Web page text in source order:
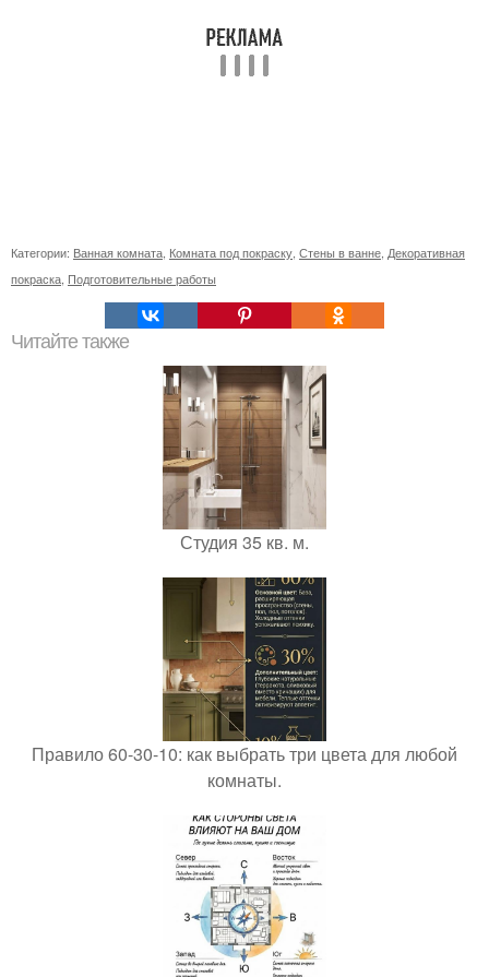
Категории: Ванная комната Комната под покраску Стены в ванне Декоративная
покраска Подготовительные работы
Читайте также
Студия 35 кв. м.
Правило 60-30-10: как выбрать три цвета для любой
комнаты.